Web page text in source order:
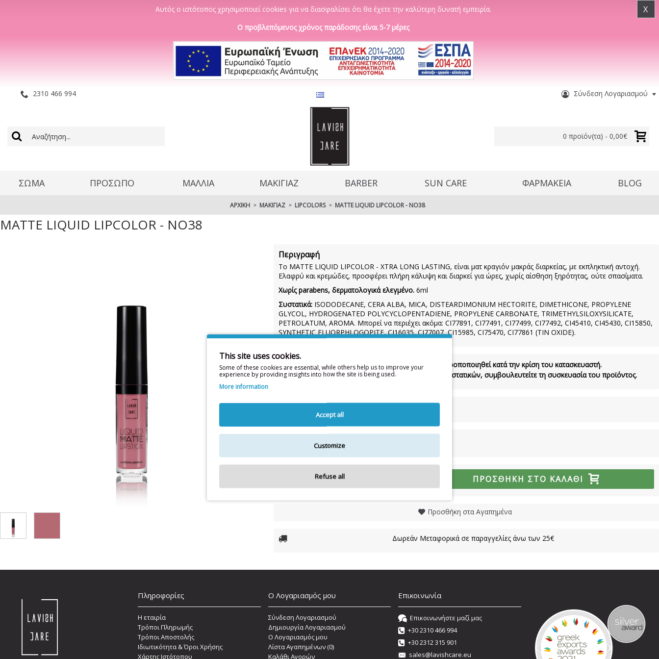
Αυτός ο ιστότοπος χρησιμοποιεί cookies για να διασφαλίσει ότι θα έχετε την καλύτερη δυνατή εμπειρία. X
Ο προβλεπόμενος χρόνος παράδοσης είναι 5-7 μέρες
2310 466 994 Σύνδεση Λογαριασμού
0 προϊόν(τα) - 0,00€
ΣΩΜΑ ΠΡΟΣΩΠΟ ΜΑΛΛΊΑ ΜΑΚΙΓΙΑΖ BARBER SUN CARE ΦΑΡΜΑΚΕΙΑ BLOG
ΑΡΧΙΚΉ ΜΑΚΙΓΙΆΖ LIPCOLORS MATTE LIQUID LIPCOLOR - NO38
MATTE LIQUID LIPCOLOR - NO38
Περιγραφή
Το MATTE LIQUID LIPCOLOR - XTRA LONG LASTING, είναι ματ κραγιόν μακράς διαρκείας, με εκπληκτική αντοχή.
Ελαφρύ και κρεμώδες, προσφέρει πλήρη κάλυψη και διαρκεί για ώρες, χωρίς αίσθηση ξηρότητας, ούτε σπασίματα.
Χωρίς parabens, δερματολογικά ελεγμένο. 6ml
Συστατικά: ISODODECANE, CERA ALBA, MICA, DISTEARDIMONIUM HECTORITE, DIMETHICONE, PROPYLENE
GLYCOL, HYDROGENATED POLYCYCLOPENTADIENE, PROPYLENE CARBONATE, TRIMETHYLSILOXYSILICATE,
PETROLATUM, AROMA. Μπορεί να περιέχει ακόμα: CI77891, CI77491, CI77499, CI77492, CI45410, CI45430, CI15850,
SYNTHETIC FLUORPHLOGOPITE, CI16035, CI77007, CI15985, CI75470, CI77861 (TIN OXIDE).
Η λίστα συστατικών δύναται να τροποποιηθεί κατά την κρίση του κατασκευαστή.
Για την πιο πλήρη και ενημερωμένη λίστα συστατικών, συμβουλευτείτε τη συσκευασία του προϊόντος.
ΠΡΟΣΘΉΚΗ ΣΤΟ ΚΑΛΆΘΙ
Προσθήκη στα Αγαπημένα
Δωρεάν Μεταφορικά σε παραγγελίες άνω των 25€
Πληροφορίες
Η εταιρία
Τρόποι Πληρωμής
Τρόποι Αποστολής
Ιδιωτικότητα & Όροι Χρήσης
Χάρτης Ιστότοπου
Ο Λογαριασμός μου
Σύνδεση Λογαριασμού
Δημιουργία Λογαριασμού
O Λογαριασμός μου
Λίστα Αγαπημένων (0)
Καλάθι Αγορών
Επικοινωνία
Επικοινωνήστε μαζί μας
+30 2310 466 994
+30 2312 315 901
sales@lavishcare.eu
This site uses cookies.
Some of these cookies are essential, while others help us to improve your
experience by providing insights into how the site is being used.
More information
Accept all
Customize
Refuse all